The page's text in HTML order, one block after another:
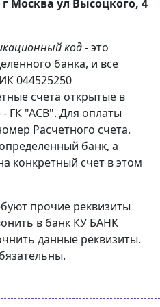
г Москва ул Высоцкого, 4
код- это
банка, и все
044525250
счета открытые в
ГК "АСВ". Для оплаты
Расчетного счета.
банк, а
конкретный счет в этом
прочие реквизиты
в банк КУ БАНК
данные реквизиты.